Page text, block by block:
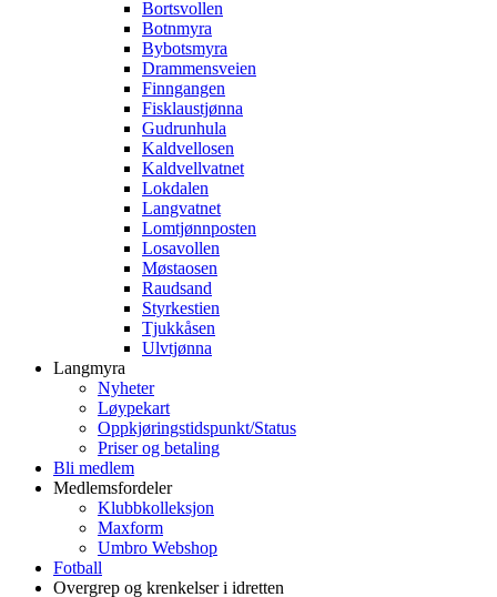
Bortsvollen
Botnmyra
Bybotsmyra
Drammensveien
Finngangen
Fisklaustjønna
Gudrunhula
Kaldvellosen
Kaldvellvatnet
Lokdalen
Langvatnet
Lomtjønnposten
Losavollen
Møstaosen
Raudsand
Styrkestien
Tjukkåsen
Ulvtjønna
Langmyra
Nyheter
Løypekart
Oppkjøringstidspunkt/Status
Priser og betaling
Bli medlem
Medlemsfordeler
Klubbkolleksjon
Maxform
Umbro Webshop
Fotball
Overgrep og krenkelser i idretten